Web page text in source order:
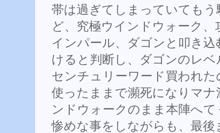
帯は過ぎてしまっていても
ど、究極ウインドウォーク
インパール、ダゴンと叩き
けると判断し、ダゴンのレ
センチュリーワード買われ
使ったままで瀕死になりマ
ンドウォークのまま本陣へ
惨めな事をしながらも、最